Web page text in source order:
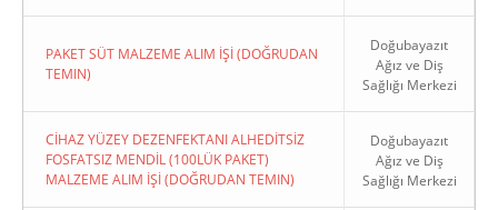
PAKET SÜT MALZEME ALIM İŞİ (DOĞRUDAN
TEMIN)
Doğubayazıt
Ağız ve Diş
Sağlığı Merkezi
CİHAZ YÜZEY DEZENFEKTANI ALHEDİTSİZ
FOSFATSIZ MENDİL (100LÜK PAKET)
MALZEME ALIM İŞİ (DOĞRUDAN TEMIN)
Doğubayazıt
Ağız ve Diş
Sağlığı Merkezi